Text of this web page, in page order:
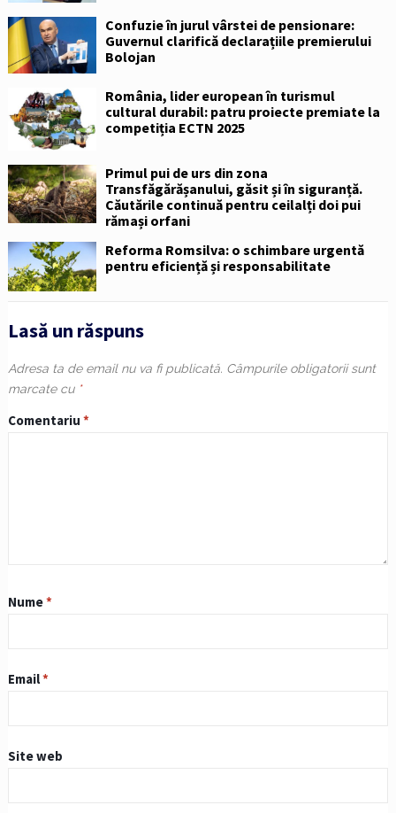
Confuzie în jurul vârstei de pensionare:
Guvernul clarifică declarațiile premierului
Bolojan
România, lider european în turismul
cultural durabil: patru proiecte premiate la
competiția ECTN 2025
Primul pui de urs din zona
Transfăgărășanului, găsit și în siguranță.
Căutările continuă pentru ceilalți doi pui
rămași orfani
Reforma Romsilva: o schimbare urgentă
pentru eficiență și responsabilitate
Lasă un răspuns
Adresa ta de email nu va fi publicată. Câmpurile obligatorii sunt
marcate cu *
Comentariu *
Nume*
Email*
Site web